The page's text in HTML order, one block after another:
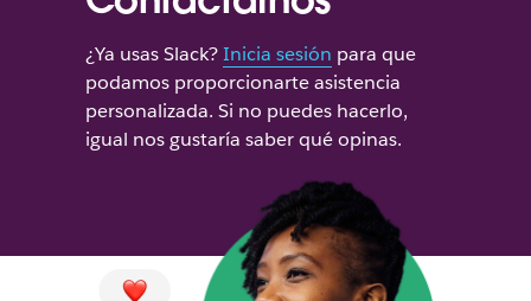
¿Ya usas Slack?Inicia sesión para que
podamos proporcionarte asistencia
personalizada. Si no puedes hacerlo,
igual nos gustaría saber qué opinas.